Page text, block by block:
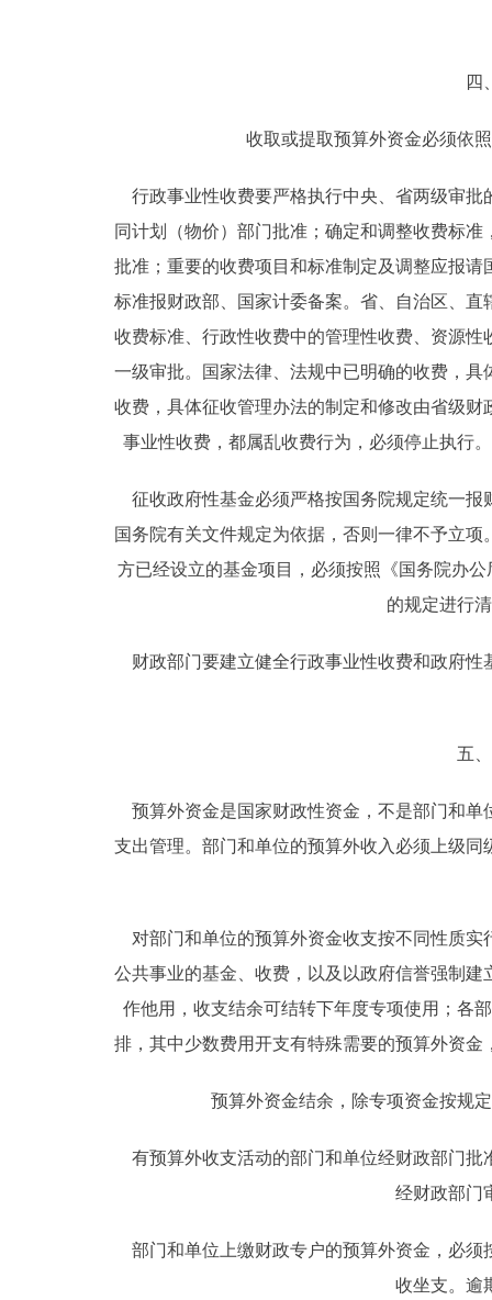
四
收取或提取预算外资金必须依
行政事业性收费要严格执行中央、省两级审批
同计划（物价）部门批准；确定和调整收费标
批准；重要的收费项目和标准制定及调整应报
标准报财政部、国家计委备案。省、自治区、
收费标准、行政性收费中的管理性收费、资源
一级审批。国家法律、法规中已明确的收费，
收费，具体征收管理办法的制定和修改由省级
事业性收费，都属乱收费行为，必须停止执行
征收政府性基金必须严格按国务院规定统一报
国务院有关文件规定为依据，否则一律不予立
方已经设立的基金项目，必须按照《国务院办
的规定进行
财政部门要建立健全行政事业性收费和政府性
五、
预算外资金是国家财政性资金，不是部门和单
支出管理。部门和单位的预算外收入必须上级
对部门和单位的预算外资金收支按不同性质实
公共事业的基金、收费，以及以政府信誉强制
作他用，收支结余可结转下年度专项使用；各
排，其中少数费用开支有特殊需要的预算外资
预算外资金结余，除专项资金按规
有预算外收支活动的部门和单位经财政部门批
经财政部门
部门和单位上缴财政专户的预算外资金，必须
收坐支。逾